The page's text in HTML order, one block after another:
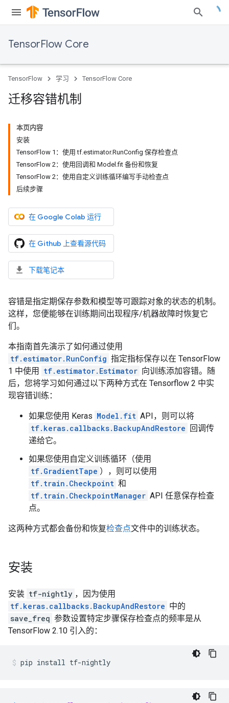
TensorFlow Core
TensorFlow 学习 TensorFlow Core
迁移容错机制
本页内容
安装
TensorFlow 1：使用 tf.estimator.RunConfig 保存检查点
TensorFlow 2：使用回调和 Model.fit 备份和恢复
TensorFlow 2：使用自定义训练循环编写手动检查点
后续步骤
在 Google Colab 运行
在 Github 上查看源代码
下载笔记本
容错是指定期保存参数和模型等可跟踪对象的状态的机制。
这样，您便能够在训练期间出现程序/机器故障时恢复它
们。
本指南首先演示了如何通过使用
tf.estimator.RunConfig 指定指标保存以在 TensorFlow
1 中使用
tf.estimator.Estimator 向训练添加容错。随
后，您将学习如何通过以下两种方式在 Tensorflow 2 中实
现容错训练：
如果您使用 Keras Model.fit API，则可以将
tf.keras.callbacks.BackupAndRestore 回调传
递给它。
如果您使用自定义训练循环（使用
tf.GradientTape ），则可以使用
tf.train.Checkpoint 和
tf.train.CheckpointManager API 任意保存检查
点。
这两种方式都会备份和恢复检查点文件中的训练状态。
安装
安装 tf-nightly ，因为使用
tf.keras.callbacks.BackupAndRestore 中的
save_freq 参数设置特定步骤保存检查点的频率是从
TensorFlow 2.10 引入的：
pip install tf-nightly